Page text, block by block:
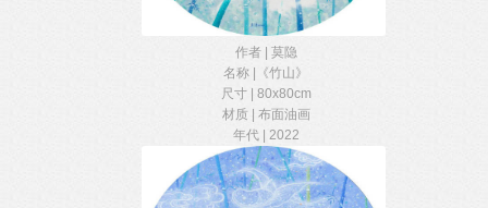
作者 | 莫隐
名称 |《竹山》
尺寸 | 80x80cm
材质 | 布面油画
年代 | 2022